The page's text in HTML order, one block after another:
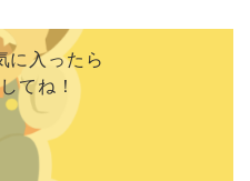
に入ったら
てね！